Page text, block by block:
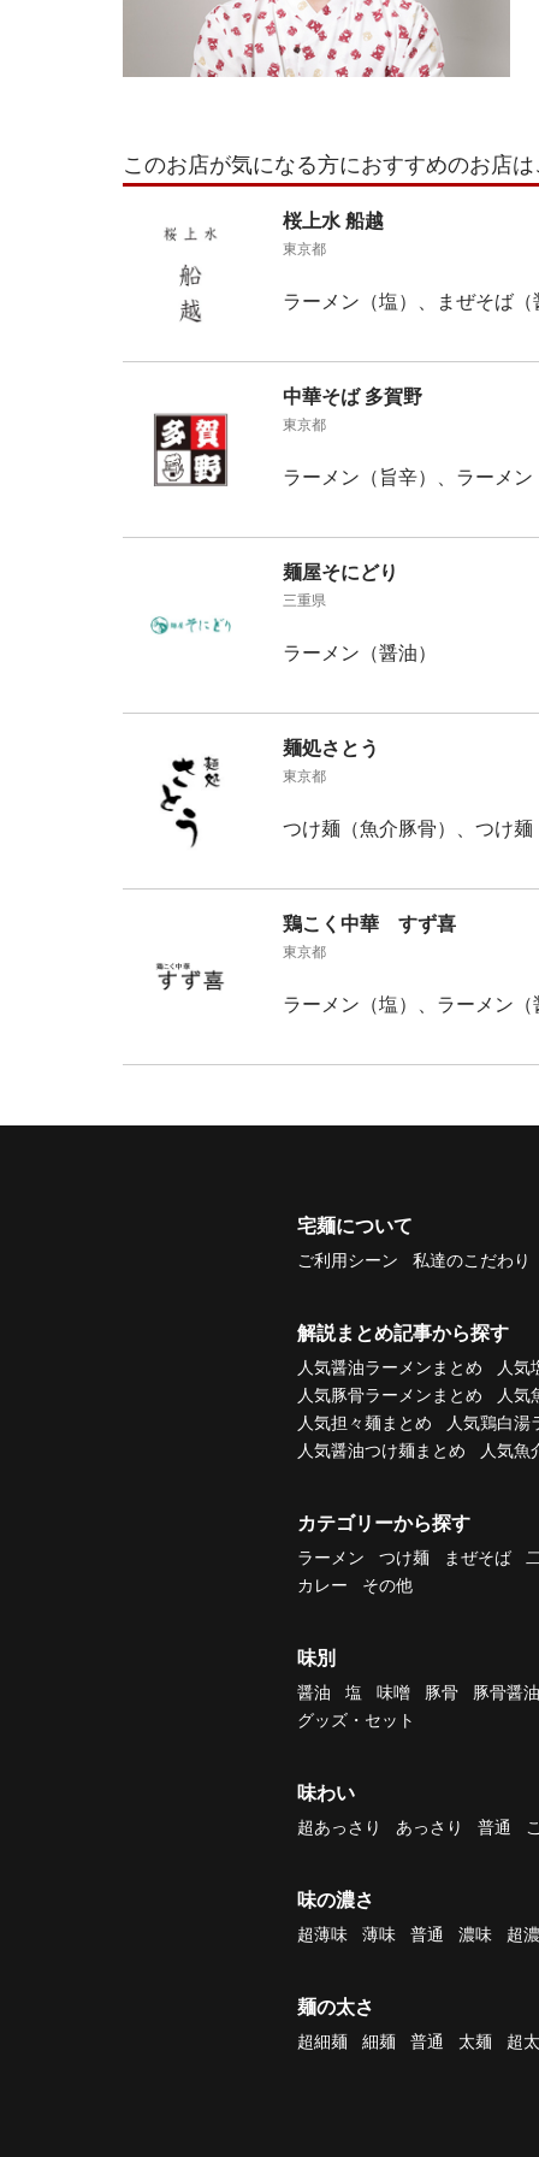
このお店が気になる方におすすめのお店
桜上水 船越
東京都
ラーメン（塩）、まぜそば
中華そば 多賀野
東京都
ラーメン（旨辛）、ラーメン
麺屋そにどり
三重県
ラーメン（醤油）
麺処さとう
東京都
つけ麺（魚介豚骨）、つけ麺
鶏こく中華 すず喜
東京都
ラーメン（塩）、ラーメン（
宅麺について
ご利用シーン 私達のこだわり
解説まとめ記事から探す
人気醤油ラーメンまとめ
人気
人気豚骨ラーメンまとめ
人気
人気担々麺まとめ
人気鶏白湯
人気醤油つけ麺まとめ
人気魚
カテゴリーから探す
ラーメン つけ麺 まぜそば
カレー
その他
味別
醤油 塩 味噌 豚骨
豚骨醤油
グッズ・セット
味わい
超あっさり あっさり 普通
味の濃さ
超薄味 薄味 普通 濃味 超
麺の太さ
超細麺 細麺 普通 太麺 超